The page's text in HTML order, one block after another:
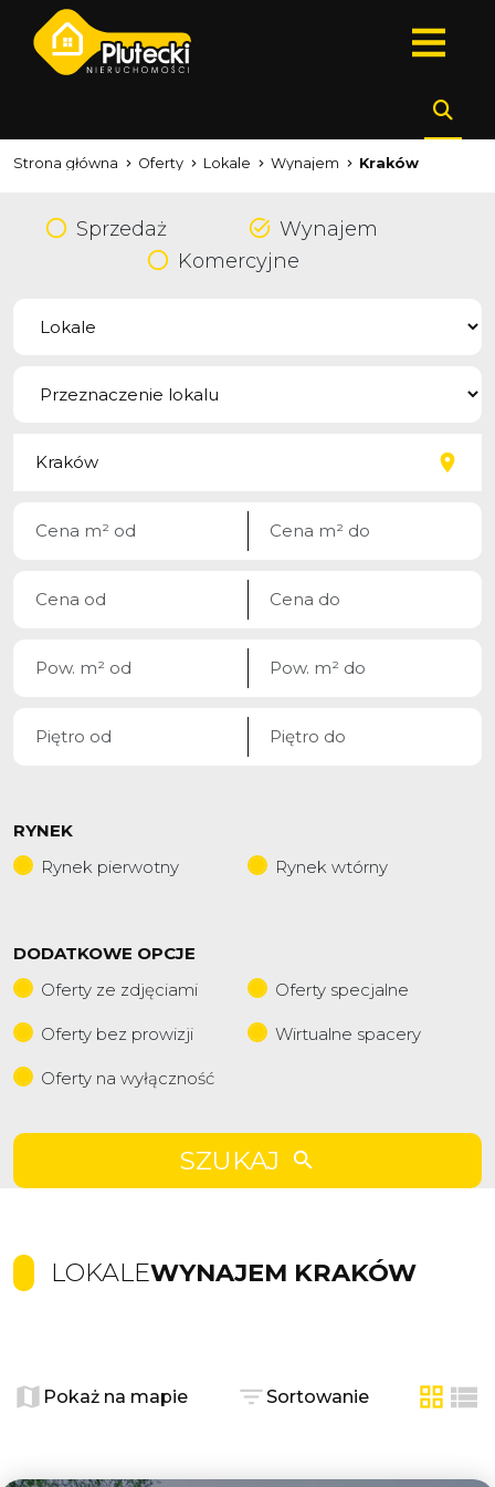
Strona główna Oferty Lokale Wynajem Kraków
Sprzedaż
Wynajem
Komercyjne
RYNEK
Rynek pierwotny
Rynek wtórny
DODATKOWE OPCJE
Oferty ze zdjęciami
Oferty specjalne
Oferty bez prowizji Wirtualne spacery
Oferty na wyłączność
SZUKAJ
LOKALEWYNAJEM KRAKÓW
−
Pokaż na mapie Sortowanie
tabela